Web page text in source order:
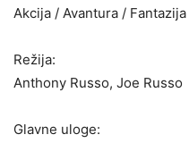
Akcija / Avantura / Fantazija
Režija:
Anthony Russo, Joe Russo
Glavne uloge: